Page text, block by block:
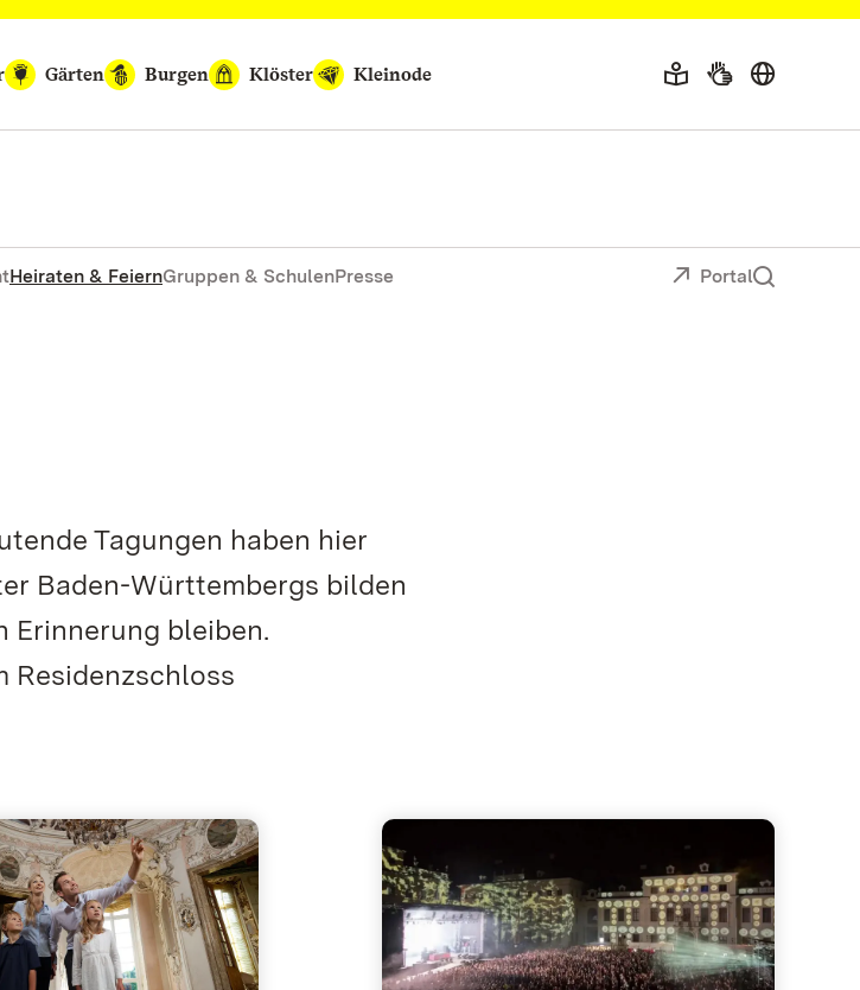
Gärten Burgen Klöster Kleinode
Heiraten & FeiernGruppen & SchulenPresse Portal
Tagungen haben hier
Baden-Württembergs bilden
Erinnerung bleiben.
Residenzschloss